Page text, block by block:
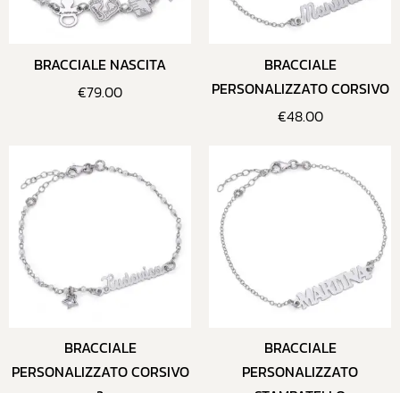
BRACCIALE NASCITA
€79.00
BRACCIALE
PERSONALIZZATO CORSIVO
€48.00
BRACCIALE
PERSONALIZZATO CORSIVO
BRACCIALE
PERSONALIZZATO